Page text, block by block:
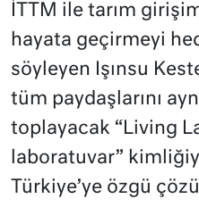
İTTM ile tarım
hayata geçirmeyi
söyleyen Işınsu
tüm paydaşlarını
toplayacak “Living
laboratuvar”
Türkiye’ye özgü